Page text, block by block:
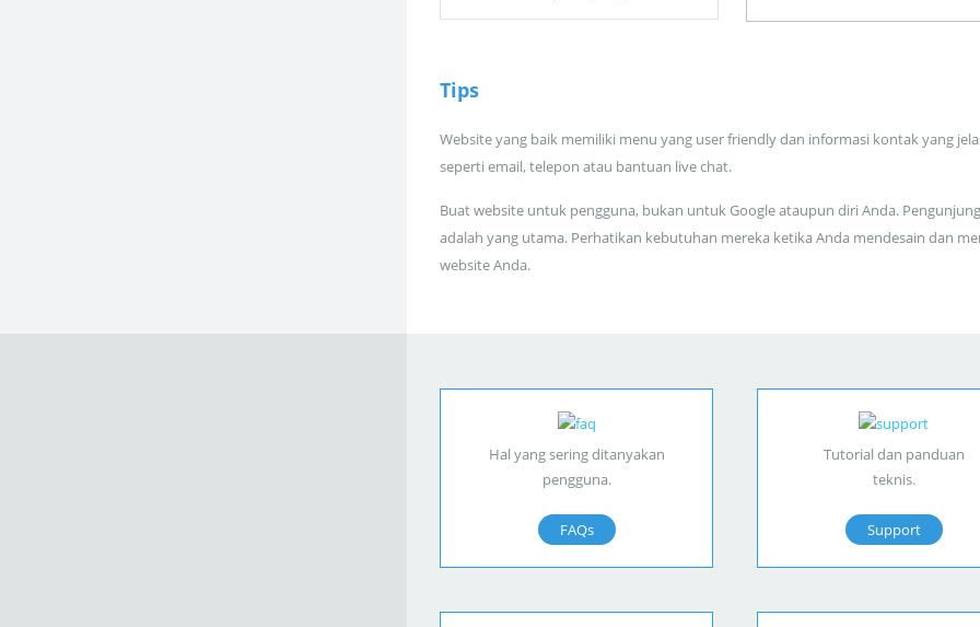
Tips
Website yang baik memiliki menu yang user friendly dan informasi kontak yang
seperti email, telepon atau bantuan live chat.
Buat website untuk pengguna, bukan untuk Google ataupun diri Anda.
adalah yang utama. Perhatikan kebutuhan mereka ketika Anda mendesain dan
website Anda.
Hal yang sering ditanyakan
pengguna.
FAQs
Tutorial dan panduan
teknis.
Support